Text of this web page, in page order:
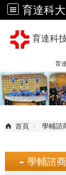
育達科
育達科
育
首頁 學輔諮
學輔諮